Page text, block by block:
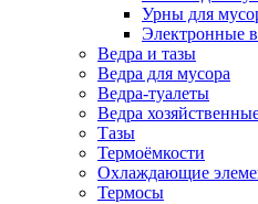
Урны для
Электронные
Ведра и тазы
Ведра для мусора
Ведра-туалеты
Ведра
Тазы
Термоёмкости
Охлаждающие
Термосы